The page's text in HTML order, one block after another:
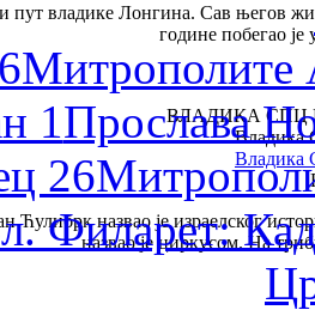
пут владике Лонгина. Сав његов
године побегао је
ВЛАДИКА СПЦ
Владика
Владика
назвао је израелског
назвао је циркусом. На
Митрополите
1Прослава
26
Филарет: